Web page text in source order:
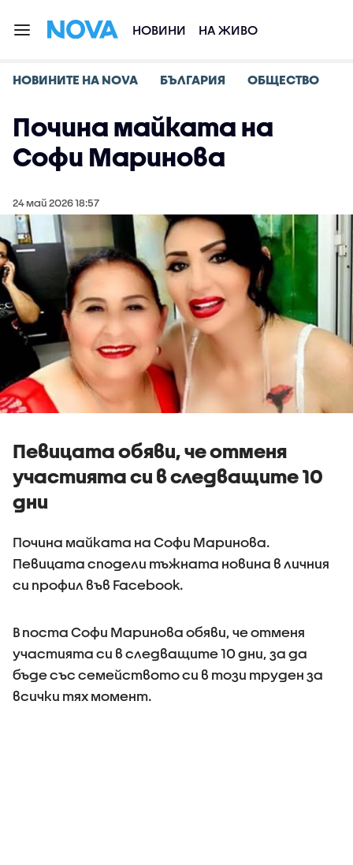
НОВИНИ НА ЖИВО
НОВИНИТЕ НА NOVA БЪЛГАРИЯ ОБЩЕСТВО
Почина майката на
Софи Маринова
24 май 2026 18:57
Певицата обяви, че отменя
участията си в следващите 10
дни
Почина майката на Софи Маринова.
Певицата сподели тъжната новина в личния
си профил във Facebook.
В поста Софи Маринова обяви, че отменя
участията си в следващите 10 дни, за да
бъде със семейството си в този труден за
всички тях момент.